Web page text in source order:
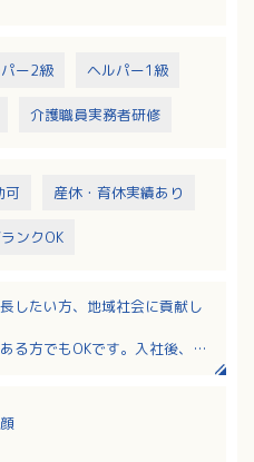
ー2級 ヘルパー1級
介護職員実務者研修
可 産休・育休実績あり
ンクOK
したい方、地域社会に貢献し
る方でもOKです。入社後、キ
つながります！
の仕事に携わりたい」という